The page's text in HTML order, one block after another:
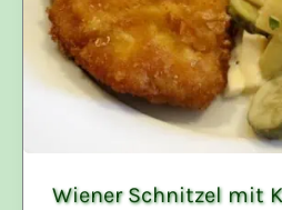
Wiener Schnitzel mit